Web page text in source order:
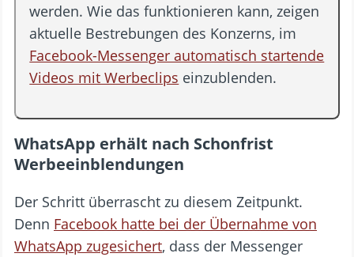
werden. Wie das funktionieren kann, zeigen
aktuelle Bestrebungen des Konzerns, im
Facebook-Messenger automatisch startende
Videos mit Werbeclips einzublenden.
WhatsApp erhält nach Schonfrist
Werbeeinblendungen
Der Schritt überrascht zu diesem Zeitpunkt.
Denn Facebook hatte bei der Übernahme von
WhatsApp zugesichert, dass der Messenger